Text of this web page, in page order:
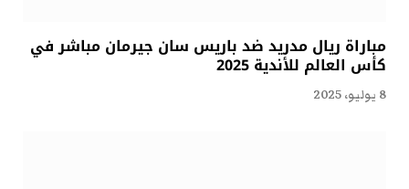
مباراة ريال مدريد ضد باريس سان جيرمان مباشر في
كأس العالم للأندية 2025
8 يوليو، 2025